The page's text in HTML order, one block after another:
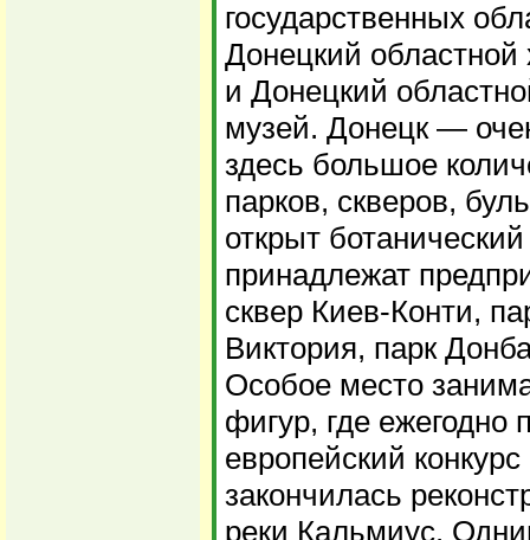
государственных
Донецкий
и Донецкий
музей. Донецк —
здесь большое
парков, скверов,
открыт
принадлежат
сквер Киев-Конти,
Виктория, парк
Особое место
фигур, где ежегодно
европейский
закончилась
реки Кальмиус.